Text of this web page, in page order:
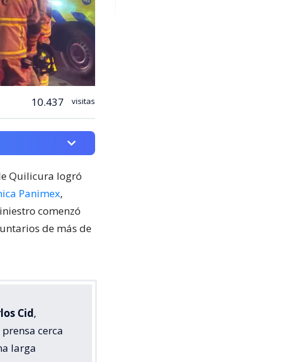
10.437 visitas
Quilicura logró
Panimex,
comenzó
de más de
Cid,
cerca
larga